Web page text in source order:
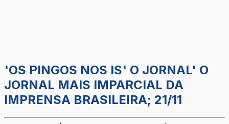
'OS PINGOS NOS IS' O JORNAL' O
JORNAL MAIS IMPARCIAL DA
IMPRENSA BRASILEIRA; 21/11